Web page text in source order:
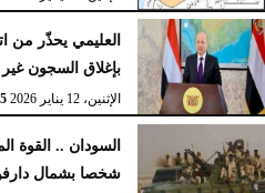
العليمي يحذّر من
بإغلاق السجون غير
الإثنين، 12 يناير 2026
شخصا بشمال